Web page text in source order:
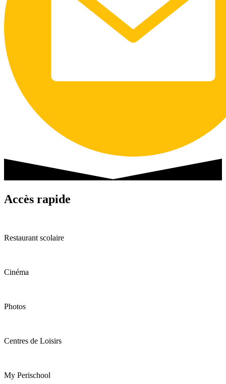
Accès rapide
Restaurant scolaire
Cinéma
Photos
Centres de Loisirs
My Perischool